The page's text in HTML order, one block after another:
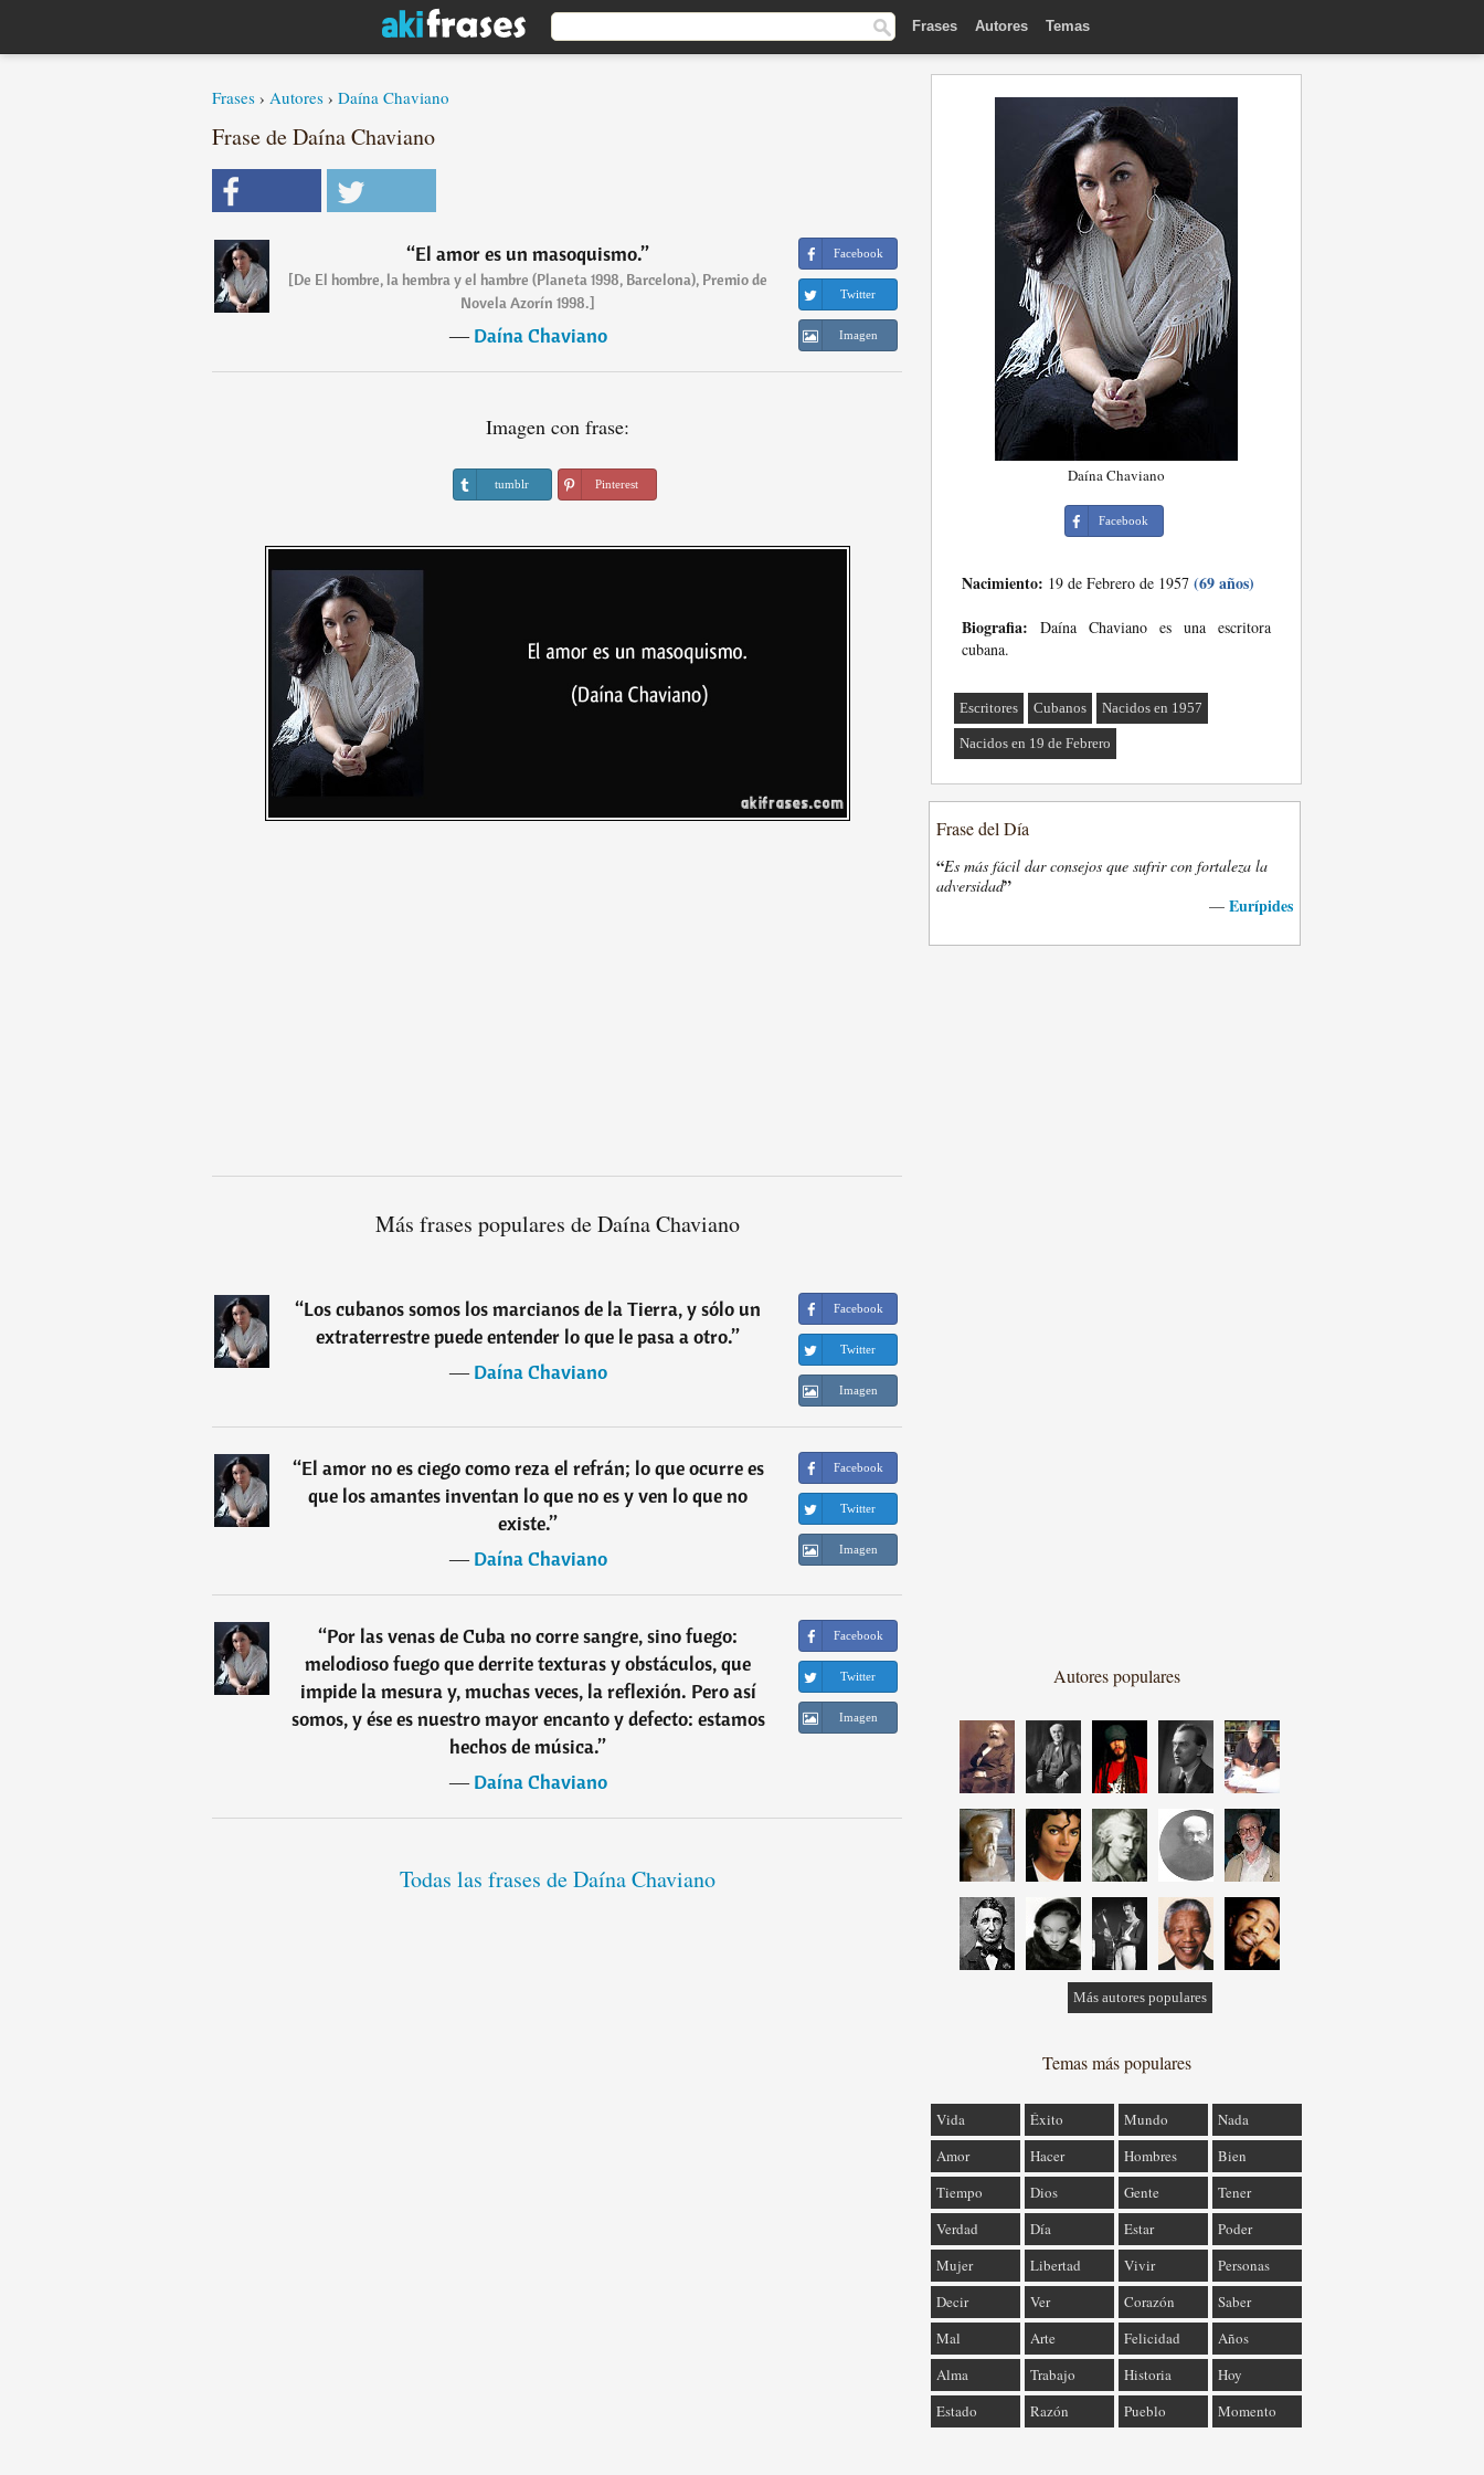
Frases Autores Temas
Frases › Autores › Daína Chaviano
Frase de Daína Chaviano
“El amor es un masoquismo.”
[De El hombre, la hembra y el hambre (Planeta 1998, Barcelona), Premio de
Novela Azorín 1998.]
―Daína Chaviano
Facebook
Twitter
Imagen
Imagen con frase:
tumblr Pinterest
Más frases populares de Daína Chaviano
“Los cubanos somos los marcianos de la Tierra, y sólo un
extraterrestre puede entender lo que le pasa a otro.”
―Daína Chaviano
Facebook
Twitter
Imagen
“El amor no es ciego como reza el refrán; lo que ocurre es
que los amantes inventan lo que no es y ven lo que no
existe.”
―Daína Chaviano
Facebook
Twitter
Imagen
“Por las venas de Cuba no corre sangre, sino fuego:
melodioso fuego que derrite texturas y obstáculos, que
impide la mesura y, muchas veces, la reflexión. Pero así
somos, y ése es nuestro mayor encanto y defecto: estamos
hechos de música.”
―Daína Chaviano
Facebook
Twitter
Imagen
Todas las frases de Daína Chaviano
Daína Chaviano
Facebook
Nacimiento: 19 de Febrero de 1957 (69 años)
Biografia: Daína Chaviano es una escritora
cubana.
Escritores Cubanos Nacidos en 1957
Nacidos en 19 de Febrero
Frase del Día
“Es más fácil dar consejos que sufrir con fortaleza la
adversidad”
— Eurípides
Autores populares
Más autores populares
Temas más populares
Vida Éxito Mundo
Nada
Amor
Hacer Hombres
Bien
Tiempo
Dios Gente
Tener
Verdad
Día Estar
Poder
Mujer
Libertad Vivir
Personas
Decir
Ver Corazón
Saber
Mal
Arte Felicidad
Años
Alma
Trabajo Historia
Hoy
Estado
Razón Pueblo Momento